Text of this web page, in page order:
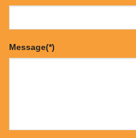
Message(*)